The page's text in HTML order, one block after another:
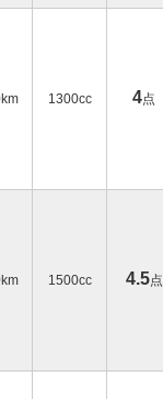
1300cc 4点
1500cc 4.5点